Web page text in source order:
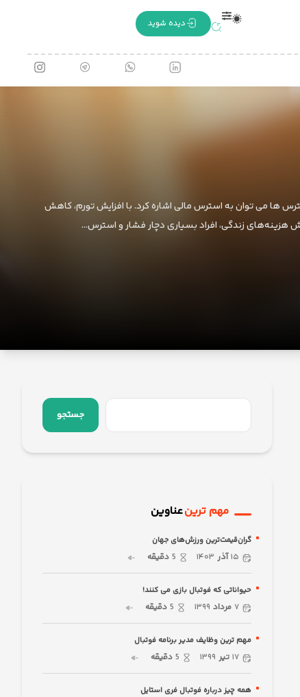
دیده شوید
ها می توان به استرس مالی اشاره کرد. با افزایش تورم، کاهش
هزینه‌های زندگی، افراد بسیاری دچار فشار و استرس…
جستجو
مهم ترینعناوین
گران‌قیمت‌ترین ورزش‌های جهان
۱۵ آذر ۱۴۰۳ 5 دقیقه
حیواناتی که فوتبال بازی می کنند!
۷ مرداد ۱۳۹۹ 5 دقیقه
مهم ترین وظایف مدیر برنامه فوتبال
۱۷ تیر ۱۳۹۹ 5 دقیقه
همه چیز درباره فوتبال فری استایل